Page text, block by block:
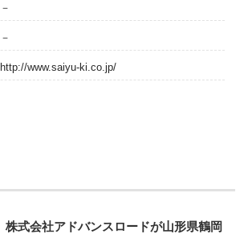
－
－
http://www.saiyu-ki.co.jp/
株式会社アドバンスロードが山形県鶴岡